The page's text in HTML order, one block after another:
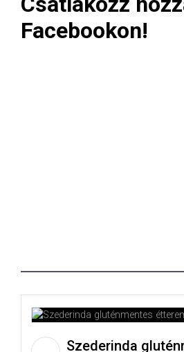
Facebookon!
Szederinda